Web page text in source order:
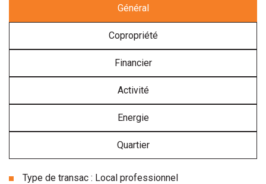
Général
Copropriété
Financier
Activité
Energie
Quartier
Type de transac : Local professionnel